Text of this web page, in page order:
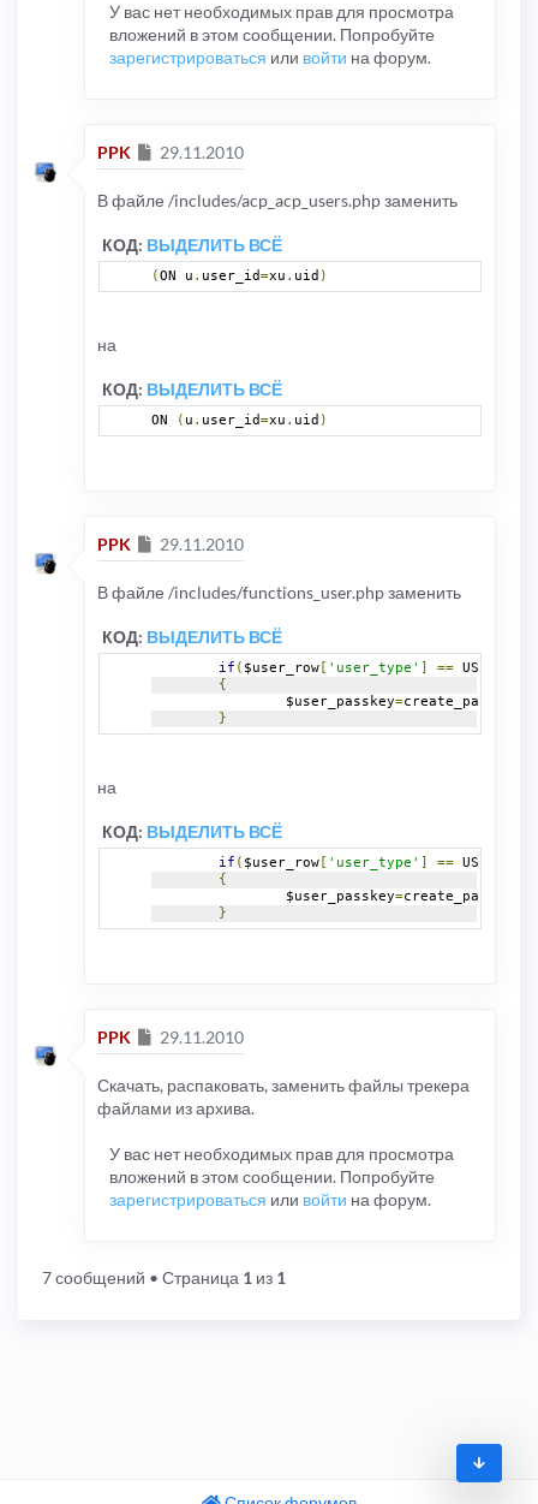
У вас нет необходимых прав для просмотра
вложений в этом сообщении. Попробуйте
зарегистрироваться или войти на форум.
PPK Сообщение
29.11.2010
В файле /includes/acp_acp_users.php заменить
КОД: ВЫДЕЛИТЬ ВСЁ
( ON u . user_id=xu . uid )
на
КОД: ВЫДЕЛИТЬ ВСЁ
ON ( u . user_id=xu . uid )
PPK Сообщение
29.11.2010
В файле /includes/functions_user.php заменить
КОД: ВЫДЕЛИТЬ ВСЁ
if ( $user_row [ 'user_type' ] ==
{
		$user_passkey
=create_passkey
}
на
КОД: ВЫДЕЛИТЬ ВСЁ
if ( $user_row [ 'user_type' ] ==
{
		$user_passkey
=create_passkey
}
PPK Сообщение
29.11.2010
Скачать, распаковать, заменить файлы трекера
файлами из архива.
У вас нет необходимых прав для просмотра
вложений в этом сообщении. Попробуйте
зарегистрироваться или войти на форум.
7 сообщений • Страница 1 из 1